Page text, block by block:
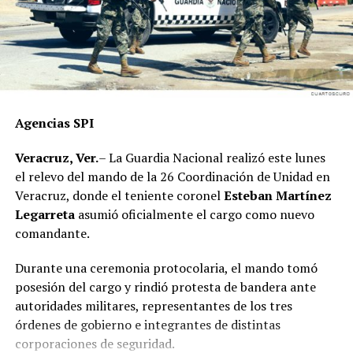
Agencias SPI
Veracruz, Ver.– La Guardia Nacional realizó este lunes
el relevo del mando de la 26 Coordinación de Unidad en
Veracruz, donde el teniente coronelEsteban Martínez
Legarretaasumió oficialmente el cargo como nuevo
comandante.
Durante una ceremonia protocolaria, el mando tomó
posesión del cargo y rindió protesta de bandera ante
autoridades militares, representantes de los tres
órdenes de gobierno e integrantes de distintas
corporaciones de seguridad.